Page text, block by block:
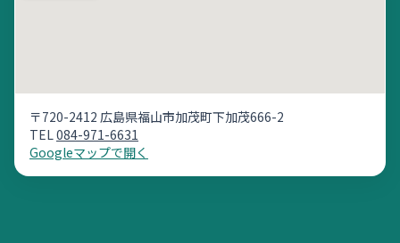
〒720-2412 広島県福山市加茂町下加茂666-2
TEL084-971-6631
Googleマップで開く